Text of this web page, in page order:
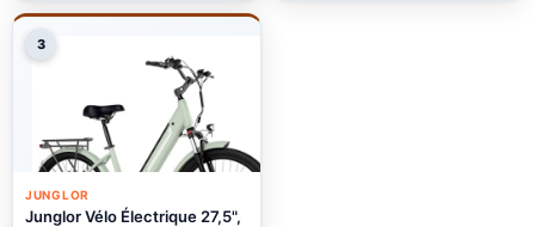
Mixte E-Bike
Cadre Bas 150km Autonomie
3
JUNGLOR
Junglor Vélo Électrique 27,5",